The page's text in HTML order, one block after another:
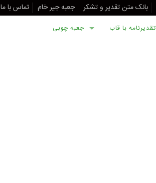
بانک متن تقدیر و تشکر جعبه جیر خام تماس با ما
تقدیرنامه با قاب جعبه چوبی